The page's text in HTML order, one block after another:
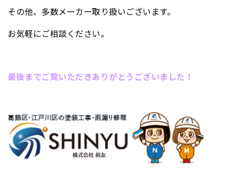
その他、多数メーカー取り扱いございます。
お気軽にご相談ください。
最後までご覧いただきありがとうございました！